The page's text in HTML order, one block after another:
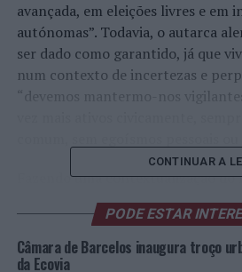
avançada, em eleições livres e em
autónomas”. Todavia, o autarca
ser dado como garantido, já que
num contexto de incertezas e
“devemos mantermo-nos
Fazendo uma contextualização do
Europa vive, Mário Constantino
respeita à guerra na Europa, não
é o agressor, por mais que a
encontrar razões para a invasão,
CONTINUAR A
PODE ESTAR
Câmara de Barcelos inaugura troço
da Ecovia